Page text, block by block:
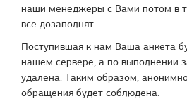
наши менеджеры с Вами потом в
все дозаполнят.
Поступившая к нам Ваша анкета
нашем сервере, а по выполнении
удалена. Таким образом,
обращения будет соблюдена.